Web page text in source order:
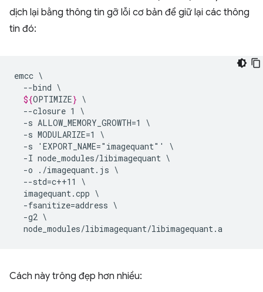
dịch lại bằng thông tin gỡ lỗi cơ bản để giữ lại các thông
tin đó:
emcc
--bind
${OPTIMIZE}
--closure 1
-s ALLOW_MEMORY_GROWTH=1
-s MODULARIZE=1
-s
'EXPORT_NAME="imagequant"'
-I node_modules/libimagequant
-o
./imagequant.js
--std=c++11
imagequant.cpp
-fsanitize=address
-g2
Cách này trông đẹp hơn nhiều: